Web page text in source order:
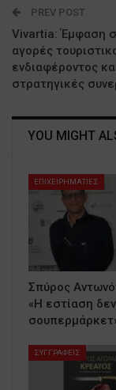
PREV POST
Vivartia: Έμφαση
αγορές
ενδιαφέροντος
στρατηγικές
YOU MIGHT
ΕΠΙΧΕΙΡΗΜΑΤΙΕΣ
Σπύρος
«Η εστίαση δεν
ΣΥΓΓΡΑΦΕΙΣ